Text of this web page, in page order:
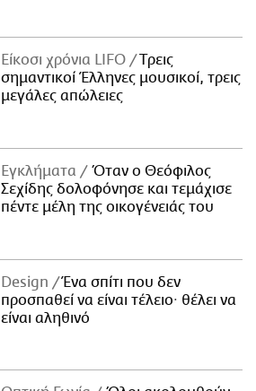
Είκοσι χρόνια LIFO
Tρεις
σημαντικοί Έλληνες μουσικοί, τρεις
μεγάλες απώλειες
Εγκλήματα
Όταν ο Θεόφιλος
Σεχίδης δολοφόνησε και τεμάχισε
πέντε μέλη της οικογένειάς του
Design
Ένα σπίτι που δεν
προσπαθεί να είναι τέλειο· θέλει να
είναι αληθινό